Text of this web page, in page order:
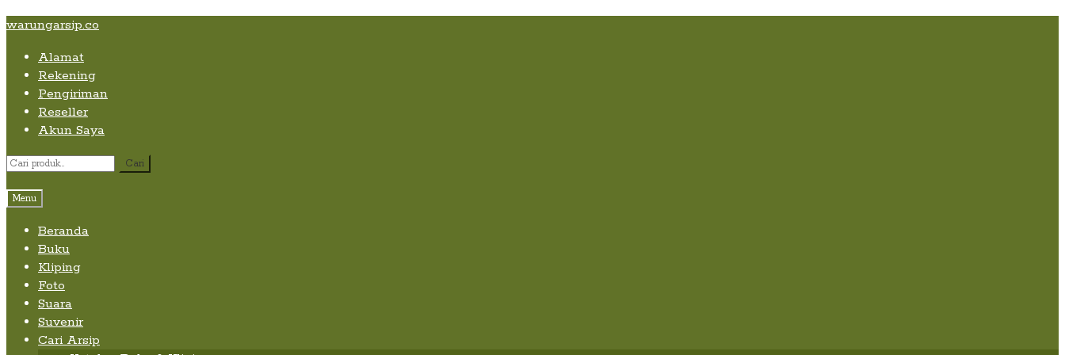
Skip
content
Skip
navigation
Skip
content
warungarsip.co
Alamat
Rekening
Pengiriman
Reseller
Akun Saya
Pencarian
Cari
Menu
Beranda
Buku
Kliping
Foto
Suara
Suvenir
Cari Arsip